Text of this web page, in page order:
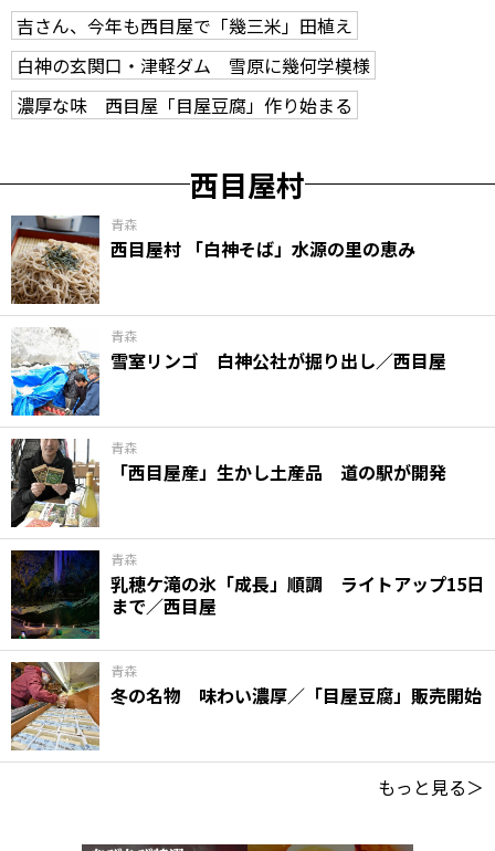
吉さん、今年も西目屋で「幾三米」田植え
白神の玄関口・津軽ダム 雪原に幾何学模様
濃厚な味 西目屋「目屋豆腐」作り始まる
西目屋村
青森
西目屋村 「白神そば」水源の里の恵み
青森
雪室リンゴ 白神公社が掘り出し／西目屋
青森
「西目屋産」生かし土産品 道の駅が開発
青森
乳穂ケ滝の氷「成長」順調 ライトアップ15日
まで／西目屋
青森
冬の名物 味わい濃厚／「目屋豆腐」販売開始
もっと見る＞